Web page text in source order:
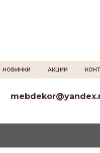
НОВИНКИ АКЦИИ